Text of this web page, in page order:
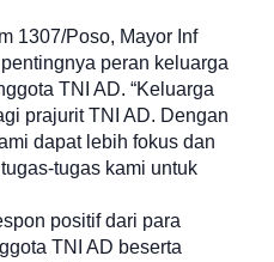
1307/Poso, Mayor Inf
peran keluarga
TNI AD. “Keluarga
prajurit TNI AD. Dengan
dapat lebih fokus dan
tugas kami untuk
positif dari para
TNI AD beserta